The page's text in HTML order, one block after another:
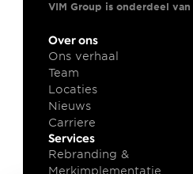
VIM Group is onderdeel van
Over ons
Ons verhaal
Team
Locaties
Nieuws
Carriere
Services
Rebranding &
Merkimplementatie